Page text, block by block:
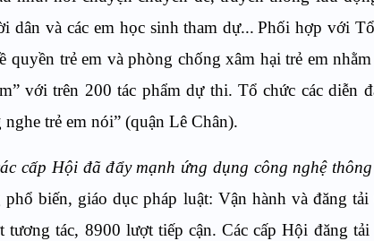
và các em học sinh tham dự... Phối hợp với
trẻ em và phòng chống xâm hại trẻ em
với trên 200 tác phẩm dự thi. Tổ chức cácdiễn
trẻ em nói” (quận Lê Chân).
cấp Hội đã đẩy mạnh ứng dụng công nghệ
biến, giáo dục pháp luật: Vận hành và đăng
tương tác, 8900 lượt tiếp cận. Các cấp Hội đăng